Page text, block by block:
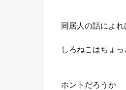
同居人の話によれ
しろねこはちょ
ホントだろうか